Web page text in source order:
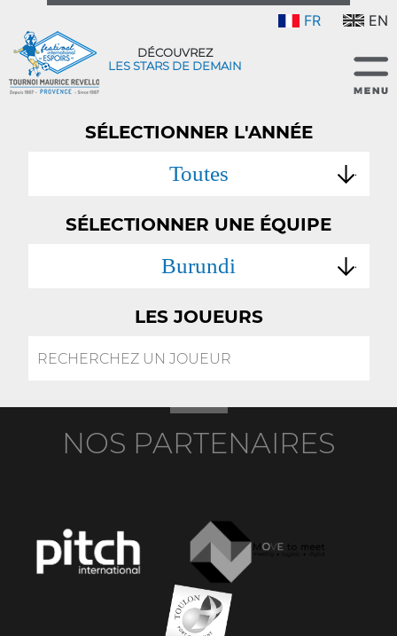
FR EN
DÉCOUVREZ
LES STARS DE DEMAIN
SÉLECTIONNER L'ANNÉE
Toutes
SÉLECTIONNER UNE ÉQUIPE
Burundi
LES JOUEURS
NOS PARTENAIRES